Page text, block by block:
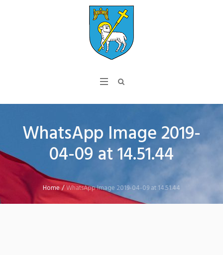
WhatsApp Image 2019-
04-09 at 14.51.44
Home/WhatsApp Image 2019-04-09 at 14.51.44